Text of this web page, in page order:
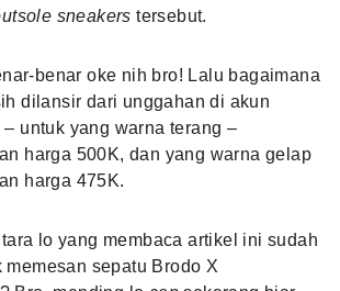
sneakerstersebut.
benar oke nih bro! Lalu bagaimana
dilansir dari unggahan di akun
– untuk yang warna terang –
harga 500K, dan yang warna gelap
harga 475K.
lo yang membaca artikel ini sudah
memesan sepatu Brodo X